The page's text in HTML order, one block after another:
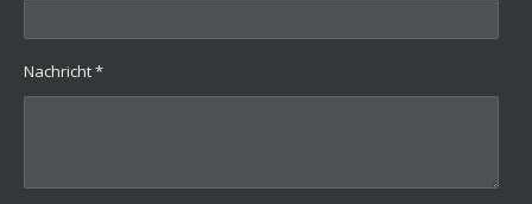
Nachricht *